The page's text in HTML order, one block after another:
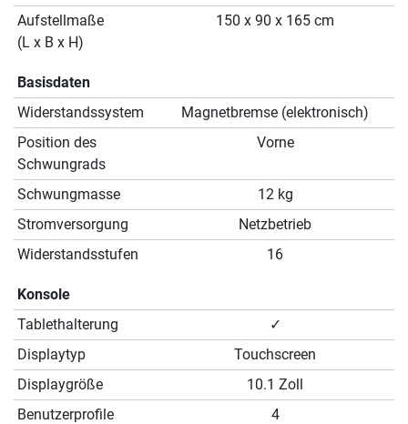
Aufstellmaße
(L x B x H)
150 x 90 x 165 cm
Basisdaten
Widerstandssystem
Magnetbremse (elektronisch)
Position des
Schwungrads
Vorne
Schwungmasse
12 kg
Stromversorgung
Netzbetrieb
Widerstandsstufen
16
Konsole
Tablethalterung
✓
Displaytyp
Touchscreen
Displaygröße
10.1 Zoll
Benutzerprofile
4